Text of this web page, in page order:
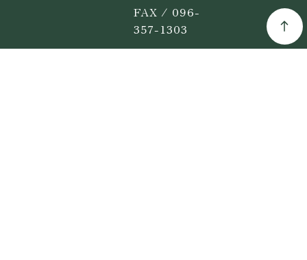
FAX / 096-
357-1303